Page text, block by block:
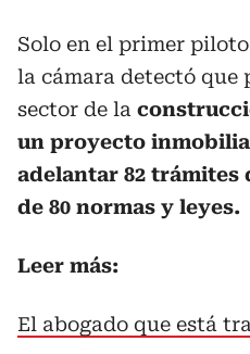
Solo en el primer
la cámara detectó que
sector de la
un proyecto
adelantar 82 trámites
de 80 normas y leyes.
Leer más:
El abogado que está